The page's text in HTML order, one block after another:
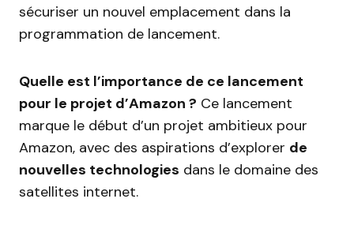
sécuriser un nouvel emplacement dans la
programmation de lancement.
Quelle est l’importance de ce lancement
pour le projet d’Amazon ? Ce lancement
marque le début d’un projet ambitieux pour
Amazon, avec des aspirations d’explorer de
nouvelles technologies dans le domaine des
satellites internet.